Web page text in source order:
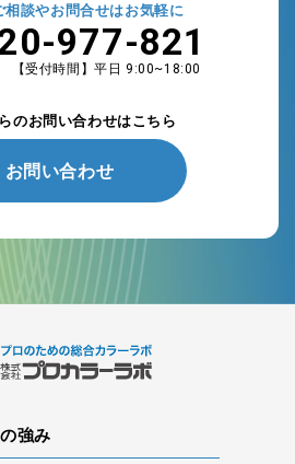
相談やお問合せはお気軽に
977-821
【受付時間】平日 9:00~18:00
のお問い合わせはこちら
お問い合わせ
強み